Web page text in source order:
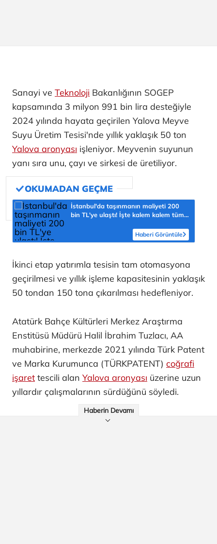
Sanayi ve Teknoloji Bakanlığının SOGEP
kapsamında 3 milyon 991 bin lira desteğiyle
2024 yılında hayata geçirilen Yalova Meyve
Suyu Üretim Tesisi'nde yıllık yaklaşık 50 ton
Yalova aronyası işleniyor. Meyvenin suyunun
yanı sıra unu, çayı ve sirkesi de üretiliyor.
İstanbul'da taşınmanın maliyeti 200
bin TL'ye ulaştı! İşte kalem kalem tüm
Haberi Görüntüle
İkinci etap yatırımla tesisin tam otomasyona
geçirilmesi ve yıllık işleme kapasitesinin yaklaşık
50 tondan 150 tona çıkarılması hedefleniyor.
Atatürk Bahçe Kültürleri Merkez Araştırma
Enstitüsü Müdürü Halil İbrahim Tuzlacı, AA
muhabirine, merkezde 2021 yılında Türk Patent
ve Marka Kurumunca (TÜRKPATENT) coğrafi
işaret tescili alan Yalova aronyası üzerine uzun
yıllardır çalışmalarının sürdüğünü söyledi.
Haberin Devamı